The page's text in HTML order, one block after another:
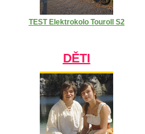
TEST Elektrokolo Touroll S2
DĚTI